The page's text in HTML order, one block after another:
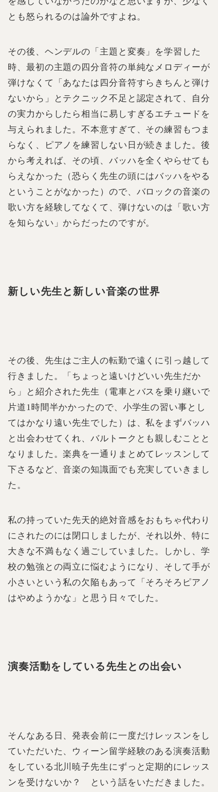
とも怒られるのは論外ですよね。
その後、ヘンデルの「主題と変奏」を学習した
時、最初の主題の四分音符の単純なメロディーが
弾けなくて「あなたは四分音符すらきちんと弾け
ないから」とテクニック不足と認定されて、自分
の実力からしたら相当に易しすぎるエチュードを
与えられました。不本意すぎて、その練習もつま
らなく、ピアノを練習しない日が続きました。後
から考えれば、その頃、バッハを全くやらせても
らえなかった（恐らく先生の頭にはバッハをやる
ということがなかった）ので、バロックの音楽の
歌い方を経験してなくて、弾けないのは「歌い方
を知らない」からだったのですが。
新しい先生と新しい音楽の世界
その後、先生はご主人の転勤で遠くに引っ越して
行きました。「ちょっと遠いけどいい先生だか
ら」と紹介された先生（電車とバスを乗り継いで
片道1時間半かかったので、小学生の習い事とし
てはかなり遠い先生でした）は、私をまずバッハ
と出会わせてくれ、バルトークとも親しむことと
なりました。楽典を一通りまとめてレッスンして
下さるなど、音楽の知識面でも充実していきまし
た。
私の持っていた先天的絶対音感をおもちゃ代わり
にされたのには閉口しましたが、それ以外、特に
大きな不満もなく過ごしていました。しかし、学
校の勉強との両立に悩むようになり、そして手が
小さいという私の欠陥もあって「そろそろピアノ
はやめようかな」と思う日々でした。
演奏活動をしている先生との出会い
そんなある日、発表会前に一度だけレッスンをし
ていただいた、ウィーン留学経験のある演奏活動
をしている北川暁子先生にずっと定期的にレッス
ンを受けないか？ という話をいただきました。